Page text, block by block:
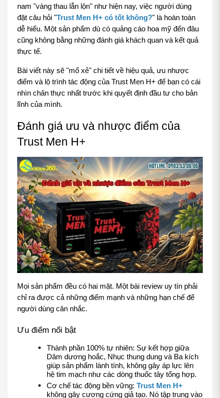
nam "vàng thau lẫn lộn" như hiện nay, việc người dùng
đặt câu hỏi "Trust Men H+ có tốt không?" là hoàn toàn
dễ hiểu. Một sản phẩm dù có quảng cáo hoa mỹ đến đâu
cũng không bằng những đánh giá khách quan và kết quả
thực tế.
Bài viết này sẽ "mổ xẻ" chi tiết về hiệu quả, ưu nhược
điểm và lộ trình tác động của Trust Men H+ để bạn có cái
nhìn chân thực nhất trước khi quyết định đầu tư cho bản
lĩnh của mình.
Đánh giá ưu và nhược điểm của
Trust Men H+
Mọi sản phẩm đều có hai mặt. Một bài review uy tín phải
chỉ ra được cả những điểm mạnh và những hạn chế để
người dùng cân nhắc.
Ưu điểm nổi bật
Thành phần 100% tự nhiên: Sự kết hợp giữa
Dâm dương hoắc, Nhục thung dung và Ba kích
giúp sản phẩm lành tính, không gây áp lực lên
hệ tim mạch như các dòng thuốc tây tổng hợp.
Cơ chế tác động bền vững: Trust Men H+
không gây cương cứng giả tạo. Nó tập trung vào